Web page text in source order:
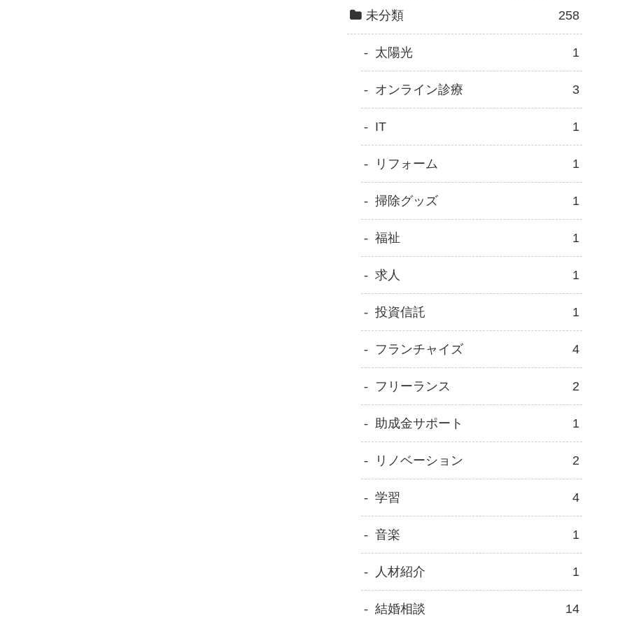
未分類 258
太陽光 1
オンライン診療 3
IT 1
リフォーム 1
掃除グッズ 1
福祉 1
求人 1
投資信託 1
フランチャイズ 4
フリーランス 2
助成金サポート 1
リノベーション 2
学習 4
音楽 1
人材紹介 1
結婚相談 14